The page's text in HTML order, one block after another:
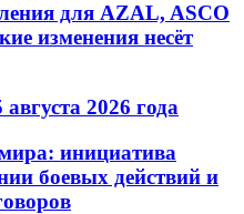
для AZAL, ASCO
изменения несёт
2026 года
инициатива
боевых действий и